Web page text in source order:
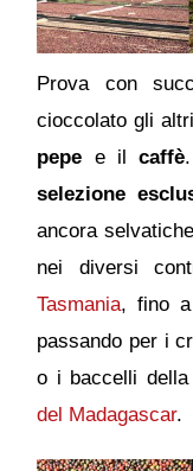
Prova con
cioccolato gli
pepe e il caffè
selezione
ancora
nei diversi
Tasmania, fino a
passando per i
o i baccelli
del Madagascar.